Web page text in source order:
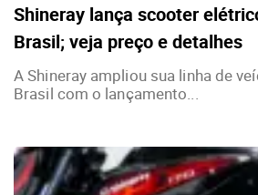
Shineray lança scooter
Brasil; veja preço e detalhes
A Shineray ampliou sua linha de
Brasil com o lançamento...